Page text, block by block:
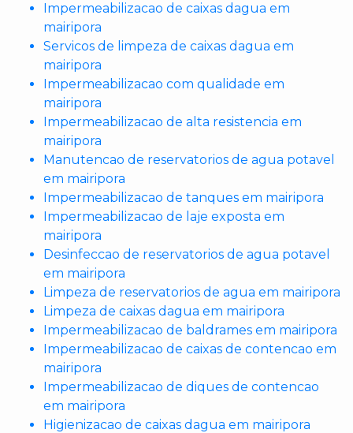
Impermeabilizacao de caixas dagua em
mairipora
Servicos de limpeza de caixas dagua em
mairipora
Impermeabilizacao com qualidade em
mairipora
Impermeabilizacao de alta resistencia em
mairipora
Manutencao de reservatorios de agua potavel
em mairipora
Impermeabilizacao de tanques em mairipora
Impermeabilizacao de laje exposta em
mairipora
Desinfeccao de reservatorios de agua potavel
em mairipora
Limpeza de reservatorios de agua em mairipora
Limpeza de caixas dagua em mairipora
Impermeabilizacao de baldrames em mairipora
Impermeabilizacao de caixas de contencao em
mairipora
Impermeabilizacao de diques de contencao
em mairipora
Higienizacao de caixas dagua em mairipora